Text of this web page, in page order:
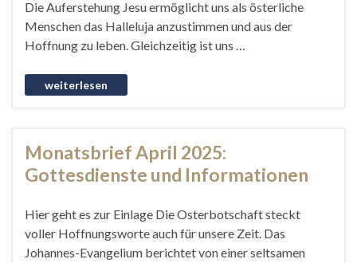
Die Auferstehung Jesu ermöglicht uns als österliche
Menschen das Halleluja anzustimmen und aus der
Hoffnung zu leben. Gleichzeitig ist uns …
Monatsbrief April 2025:
Gottesdienste und Informationen
Hier geht es zur Einlage Die Osterbotschaft steckt
voller Hoffnungsworte auch für unsere Zeit. Das
Johannes-Evangelium berichtet von einer seltsamen